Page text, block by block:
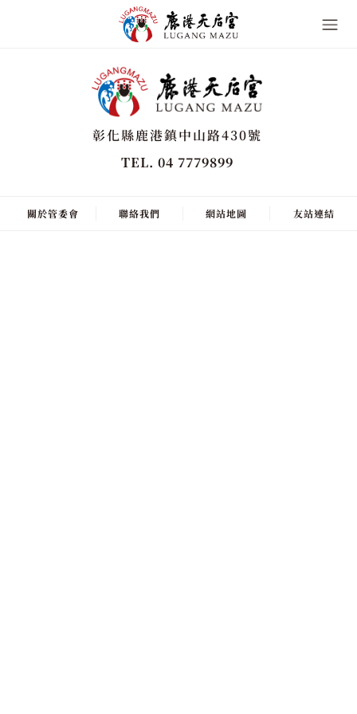
彰化縣鹿港鎮中山路430號
TEL. 04 7779899
關於管委會 聯絡我們 網站地圖 友站連結